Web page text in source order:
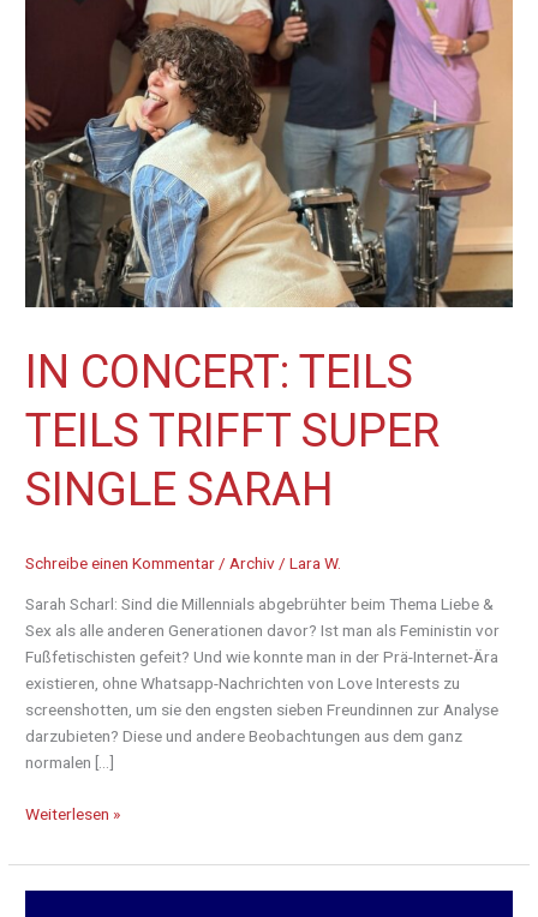
IN CONCERT: TEILS
TEILS TRIFFT SUPER
SINGLE SARAH
Schreibe einen Kommentar / Archiv /Lara W.
Sarah Scharl: Sind die Millennials abgebrühter beim Thema Liebe &
Sex als alle anderen Generationen davor? Ist man als Feministin vor
Fußfetischisten gefeit? Und wie konnte man in der Prä-Internet-Ära
existieren, ohne Whatsapp-Nachrichten von Love Interests zu
screenshotten, um sie den engsten sieben Freundinnen zur Analyse
darzubieten? Diese und andere Beobachtungen aus dem ganz
normalen […]
Weiterlesen »